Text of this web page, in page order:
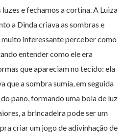
e fechamos a cortina. A Luiza
a Dinda criava as sombras e
muito interessante perceber como
entender como ele era
que apareciam no tecido: ela
que a sombra sumia, em seguida
pano, formando uma bola de luz
a brincadeira pode ser um
criar um jogo de adivinhação de